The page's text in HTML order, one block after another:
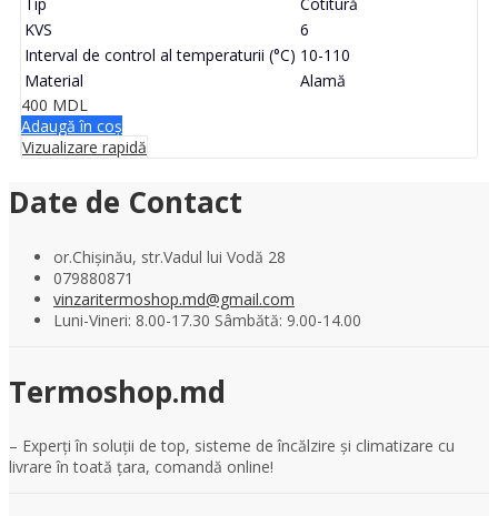
KVS
6
Interval de control al temperaturii (°C) 10-110
Material
Alamă
400 MDL
Adaugă în coș
Vizualizare rapidă
Date de Contact
or.Chișinău, str.Vadul lui Vodă 28
079880871
vinzaritermoshop.md@gmail.com
Luni-Vineri: 8.00-17.30 Sâmbătă: 9.00-14.00
Termoshop.md
– Experți în soluții de top, sisteme de încălzire și climatizare cu
livrare în toată țara, comandă online!